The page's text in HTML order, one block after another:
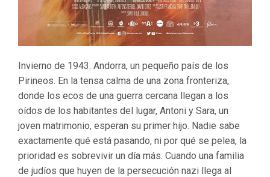
Invierno de 1943. Andorra, un pequeño país de los
Pirineos. En la tensa calma de una zona fronteriza,
donde los ecos de una guerra cercana llegan a los
oídos de los habitantes del lugar, Antoni y Sara, un
joven matrimonio, esperan su primer hijo. Nadie sabe
exactamente qué está pasando, ni por qué se pelea, la
prioridad es sobrevivir un día más. Cuando una familia
de judíos que huyen de la persecución nazi llega al